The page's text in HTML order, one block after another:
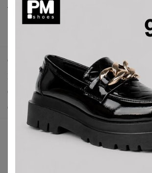
Анонсы
Новости
Самое выгодное
Хиты продаж
Самое желанное
Самое быстрое
Начать зарабатывать с 24-ok
Picabox.ru - Лучшее место для ваших